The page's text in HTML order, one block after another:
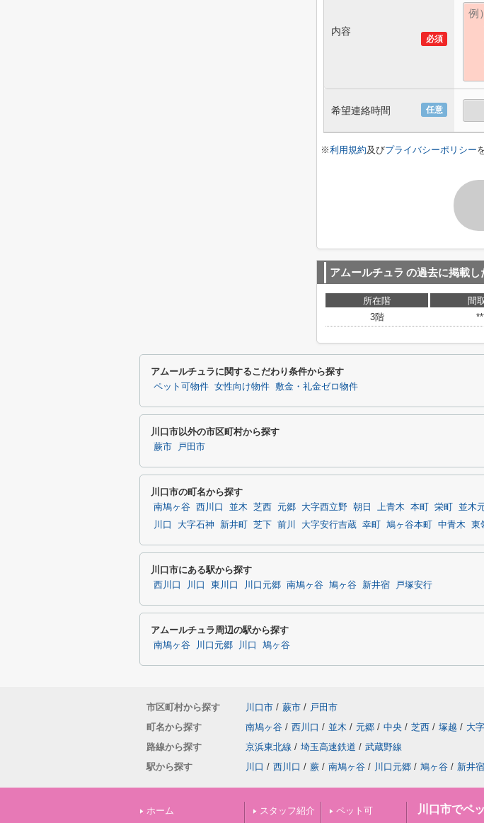
必須
内容
任意
希望連絡時間
※利用規約及びプライバシーポリシー
アムールチュラ の過去に掲載し
所在階 間
3階
アムールチュラに関するこだわり条件から探す
ペット可物件 女性向け物件 敷金・礼金ゼロ物件
川口市以外の市区町村から探す
蕨市 戸田市
川口市の町名から探す
南鳩ヶ谷 西川口 並木 芝西 元郷 大字西立野 朝日 上青木 本町 栄町 並木元
川口
大字石神 新井町 芝下 前川 大字安行吉蔵 幸町 鳩ヶ谷本町 中青木 東
川口市にある駅から探す
西川口 川口 東川口 川口元郷 南鳩ヶ谷 鳩ヶ谷 新井宿 戸塚安行
アムールチュラ周辺の駅から探す
南鳩ヶ谷 川口元郷 川口 鳩ヶ谷
市区町村から探す 川口市 / 蕨市 / 戸田市
町名から探す
南鳩ヶ谷 / 西川口 / 並木 / 元郷 / 中央 / 芝西 / 塚越 / 大
路線から探す
京浜東北線 / 埼玉高速鉄道 / 武蔵野線
駅から探す
川口 / 西川口 / 蕨 / 南鳩ヶ谷 / 川口元郷 / 鳩ヶ谷 / 新井宿
ホーム スタッフ紹介 ペット可 川口市でペ